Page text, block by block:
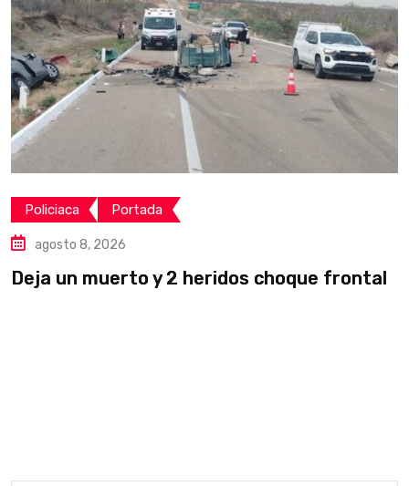
Policiaca Portada
agosto 8, 2026
Deja un muerto y 2 heridos choque frontal